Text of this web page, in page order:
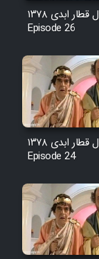
سریال قطار ابدی ۱۳۷۸ -
Episode 26
سریال قطار ابدی ۱۳۷۸ -
Episode 24